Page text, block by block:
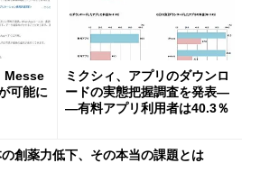
Messe
可能に
ミクシィ、アプリのダウンロ
ードの実態把握調査を発表―
―有料アプリ利用者は40.3％
の創薬力低下、その本当の課題とは